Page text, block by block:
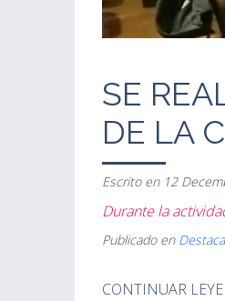
SE
DE LA
Escrito en 12
Durante la
Publicado en
CONTINUAR